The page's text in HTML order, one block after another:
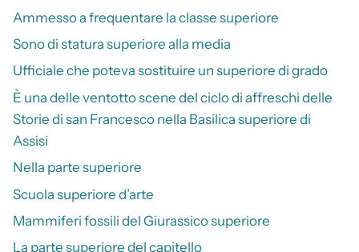
Ammesso a frequentare la classe superiore
Sono di statura superiore alla media
Ufficiale che poteva sostituire un superiore di grado
È una delle ventotto scene del ciclo di affreschi delle
Storie di san Francesco nella Basilica superiore di
Assisi
Nella parte superiore
Scuola superiore d’arte
Mammiferi fossili del Giurassico superiore
La parte superiore del capitello